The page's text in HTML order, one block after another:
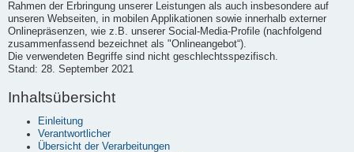
Rahmen der Erbringung unserer Leistungen als auch insbesondere auf
unseren Webseiten, in mobilen Applikationen sowie innerhalb externer
Onlinepräsenzen, wie z.B. unserer Social-Media-Profile (nachfolgend
zusammenfassend bezeichnet als "Onlineangebot“).
Die verwendeten Begriffe sind nicht geschlechtsspezifisch.
Stand: 28. September 2021
Inhaltsübersicht
Einleitung
Verantwortlicher
Übersicht der Verarbeitungen